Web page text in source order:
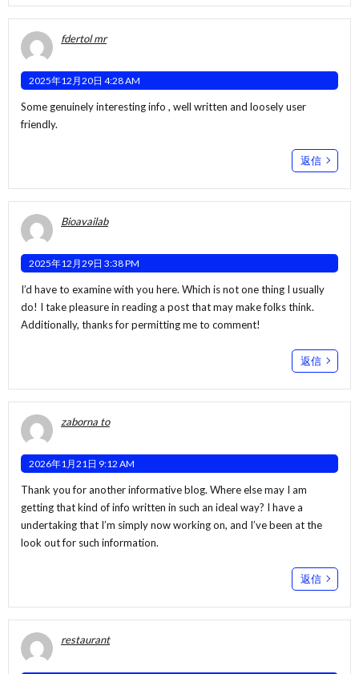
fdertol mr
2025年12月20日 4:28 AM
Some genuinely interesting info , well written and loosely user
friendly.
返信
Bioavailab
2025年12月29日 3:38 PM
I’d have to examine with you here. Which is not one thing I usually
do! I take pleasure in reading a post that may make folks think.
Additionally, thanks for permitting me to comment!
返信
zaborna to
2026年1月21日 9:12 AM
Thank you for another informative blog. Where else may I am
getting that kind of info written in such an ideal way? I have a
undertaking that I’m simply now working on, and I’ve been at the
look out for such information.
返信
restaurant